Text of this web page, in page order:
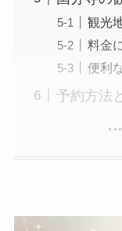
観光
料金
便利
予約方法